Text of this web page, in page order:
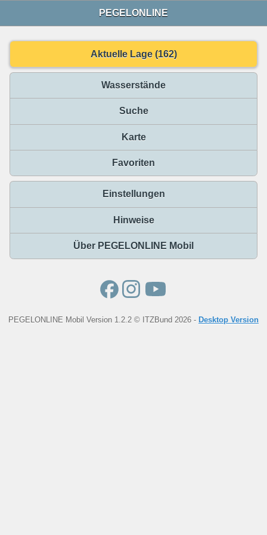
PEGELONLINE
Aktuelle Lage (162)
Wasserstände
Suche
Karte
Favoriten
Einstellungen
Hinweise
Über PEGELONLINE Mobil
PEGELONLINE Mobil Version 1.2.2 © ITZBund 2026 - Desktop Version